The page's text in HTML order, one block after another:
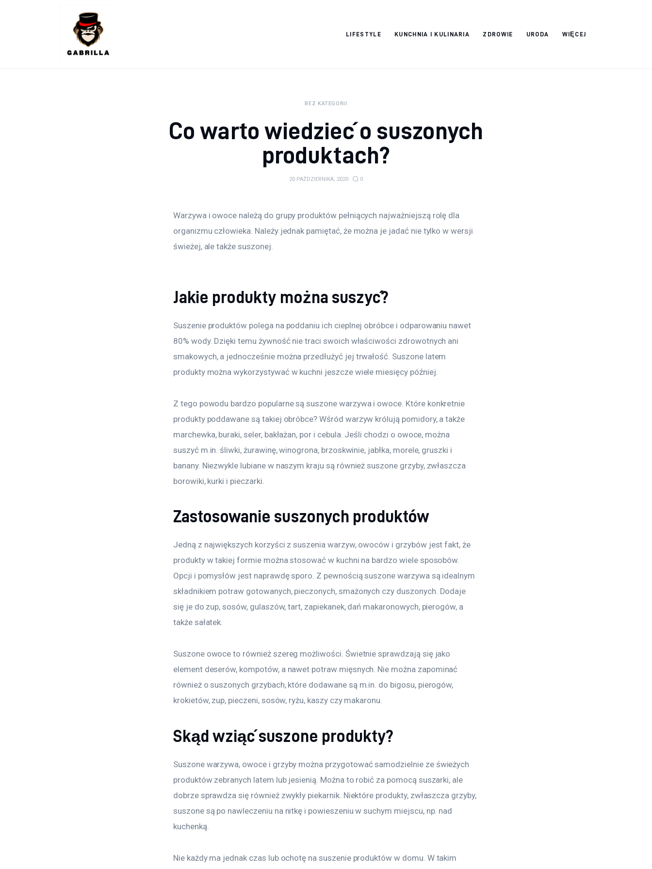
LIFESTYLE KUNCHNIA I KULINARIA ZDROWIE URODA WIĘCEJ
BEZ KATEGORII
Co warto wiedzieć o suszonych
produktach?
20 PAŹDZIERNIKA, 2020 0
Warzywa i owoce należą do grupy produktów pełniących najważniejszą rolę dla
organizmu człowieka. Należy jednak pamiętać, że można je jadać nie tylko w wersji
świeżej, ale także suszonej.
Jakie produkty można suszyć?
Suszenie produktów polega na poddaniu ich cieplnej obróbce i odparowaniu nawet
80% wody. Dzięki temu żywność nie traci swoich właściwości zdrowotnych ani
smakowych, a jednocześnie można przedłużyć jej trwałość. Suszone latem
produkty można wykorzystywać w kuchni jeszcze wiele miesięcy później.
Z tego powodu bardzo popularne są suszone warzywa i owoce. Które konkretnie
produkty poddawane są takiej obróbce? Wśród warzyw królują pomidory, a także
marchewka, buraki, seler, bakłażan, por i cebula. Jeśli chodzi o owoce, można
suszyć m.in. śliwki, żurawinę, winogrona, brzoskwinie, jabłka, morele, gruszki i
banany. Niezwykle lubiane w naszym kraju są również suszone grzyby, zwłaszcza
borowiki, kurki i pieczarki.
Zastosowanie suszonych produktów
Jedną z największych korzyści z suszenia warzyw, owoców i grzybów jest fakt, że
produkty w takiej formie można stosować w kuchni na bardzo wiele sposobów.
Opcji i pomysłów jest naprawdę sporo. Z pewnością suszone warzywa są idealnym
składnikiem potraw gotowanych, pieczonych, smażonych czy duszonych. Dodaje
się je do zup, sosów, gulaszów, tart, zapiekanek, dań makaronowych, pierogów, a
także sałatek.
Suszone owoce to również szereg możliwości. Świetnie sprawdzają się jako
element deserów, kompotów, a nawet potraw mięsnych. Nie można zapominać
również o suszonych grzybach, które dodawane są m.in. do bigosu, pierogów,
krokietów, zup, pieczeni, sosów, ryżu, kaszy czy makaronu.
Skąd wziąć suszone produkty?
Suszone warzywa, owoce i grzyby można przygotować samodzielnie ze świeżych
produktów zebranych latem lub jesienią. Można to robić za pomocą suszarki, ale
dobrze sprawdza się również zwykły piekarnik. Niektóre produkty, zwłaszcza grzyby,
suszone są po nawleczeniu na nitkę i powieszeniu w suchym miejscu, np. nad
kuchenką.
Nie każdy ma jednak czas lub ochotę na suszenie produktów w domu. W takim